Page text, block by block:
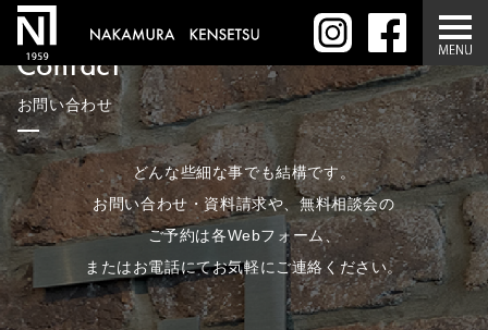
Contact
お問い合わせ
どんな些細な事でも結構です。
お問い合わせ・資料請求や、無料相談会の
ご予約は各Webフォーム、
またはお電話にてお気軽にご連絡ください。